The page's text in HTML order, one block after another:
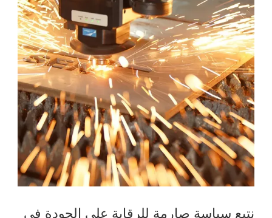
نتبع سياسة صارمة للرقابة على الجودة في